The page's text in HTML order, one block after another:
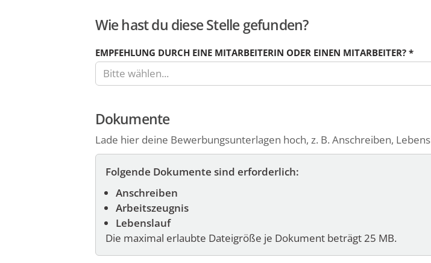
18,50.In
folgenden
zwei
Feldern
du
die
Währung
und
einen
Zeitraum
von
Jahr,
Monat,
Wie hast du diese Stelle gefunden?
EMPFEHLUNG DURCH EINE MITARBEITERIN ODER EINEN MITARBEITER? *
Bitte wählen...
Dokumente
Lade hier deine Bewerbungsunterlagen hoch, z. B. Anschreiben,
Folgende Dokumente sind erforderlich:
Anschreiben
Arbeitszeugnis
Lebenslauf
Die maximal erlaubte Dateigröße je Dokument beträgt 25 MB.